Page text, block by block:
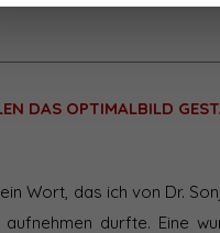
DAS OPTIMALBILD
Wort, das ich von Dr.
aufnehmen durfte. Eine